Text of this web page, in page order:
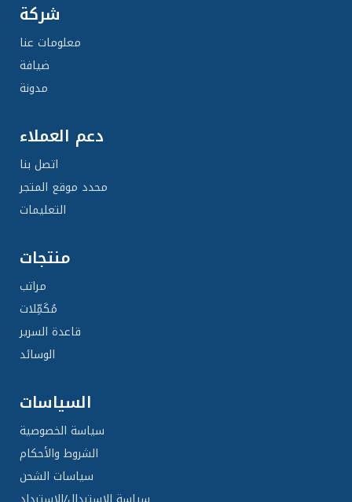
شركة
معلومات عنا
ضيافة
مدونة
دعم العملاء
اتصل بنا
محدد موقع المتجر
التعليمات
منتجات
مراتب
مُكَمِّلات
قاعدة السرير
الوسائد
السياسات
سياسة الخصوصية
الشروط والأحكام
سياسات الشحن